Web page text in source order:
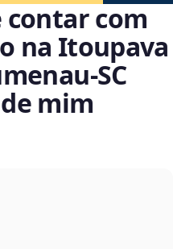
contar com
na Itoupava
mim